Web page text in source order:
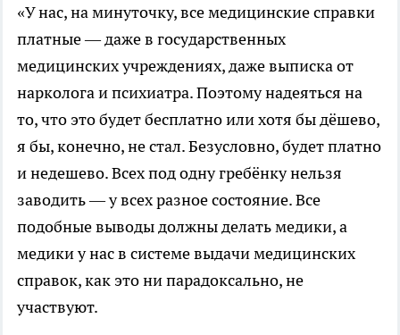
«У нас, на минуточку, все медицинские справки
платные — даже в государственных
медицинских учреждениях, даже выписка от
нарколога и психиатра. Поэтому надеяться на
то, что это будет бесплатно или хотя бы дёшево,
я бы, конечно, не стал. Безусловно, будет платно
и недешево. Всех под одну гребёнку нельзя
заводить — у всех разное состояние. Все
подобные выводы должны делать медики, а
медики у нас в системе выдачи медицинских
справок, как это ни парадоксально, не
участвуют.